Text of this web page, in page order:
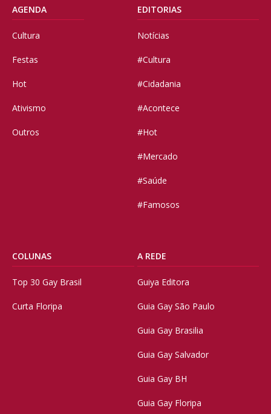
AGENDA
Cultura
Festas
Hot
Ativismo
Outros
EDITORIAS
Notícias
#Cultura
#Cidadania
#Acontece
#Hot
#Mercado
#Saúde
#Famosos
COLUNAS
Top 30 Gay Brasil
Curta Floripa
A REDE
Guiya Editora
Guia Gay São Paulo
Guia Gay Brasilia
Guia Gay Salvador
Guia Gay BH
Guia Gay Floripa